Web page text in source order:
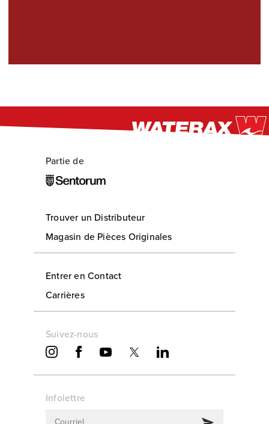
Partie de
Trouver un Distributeur
Magasin de Pièces Originales
Entrer en Contact
Carrières
Suivez-nous
Infolettre